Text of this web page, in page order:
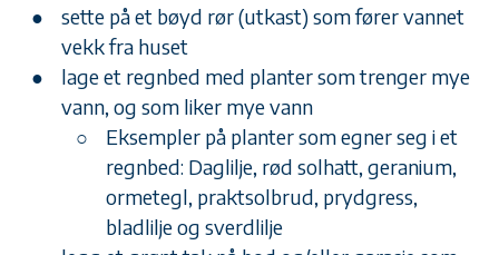
sette på et bøyd rør (utkast) som fører vannet
vekk fra huset
lage et regnbed med planter som trenger mye
vann, og som liker mye vann
Eksempler på planter som egner seg i et
regnbed: Daglilje, rød solhatt, geranium,
ormetegl, praktsolbrud, prydgress,
bladlilje og sverdlilje